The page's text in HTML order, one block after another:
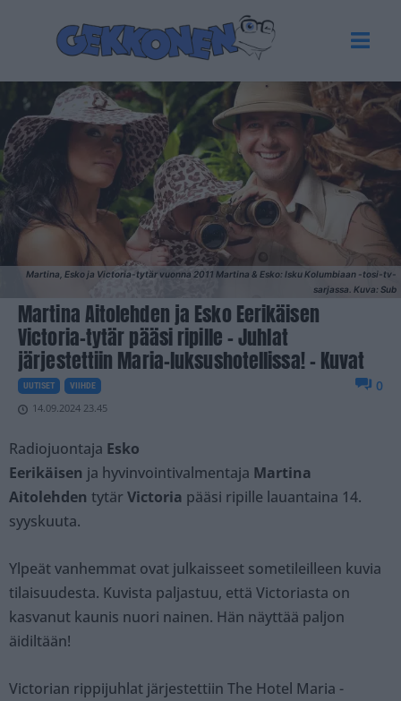
Martina, Esko ja Victoria-tytär vuonna 2011 Martina & Esko: Isku Kolumbiaan -tosi-tv-
sarjassa. Kuva: Sub
Martina Aitolehden ja Esko Eerikäisen
Victoria-tytär pääsi ripille – Juhlat
järjestettiin Maria-luksushotellissa! – Kuvat
UUTISET VIIHDE
14.09.2024 23.45
0
Radiojuontaja Esko
Eerikäisen ja hyvinvointivalmentaja Martina
Aitolehden tytär Victoria pääsi ripille lauantaina 14.
syyskuuta.
Ylpeät vanhemmat ovat julkaisseet sometileilleen kuvia
tilaisuudesta. Kuvista paljastuu, että Victoriasta on
kasvanut kaunis nuori nainen. Hän näyttää paljon
äidiltään!
Victorian rippijuhlat järjestettiin The Hotel Maria -